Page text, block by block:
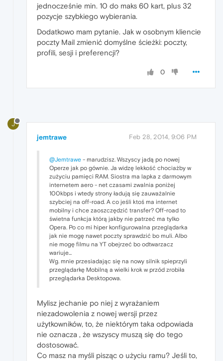
jednocześnie min. 10 do maks 60 kart, plus 32
pozycje szybkiego wybierania.
Dodatkowo mam pytanie. Jak w osobnym kliencie
poczty Mail zmienić domyślne ścieżki: poczty,
profili, sesji i preferencji?
0
J
jemtrawe Feb 28, 2014, 9:06 PM
@Jemtrawe - marudzisz. Wszyscy jadą po nowej
Operze jak po gównie. Ja widzę lekkość chociażby w
zużyciu pamięci RAM. Siostra ma lapka z darmowym
internetem aero - net czasami zwalnia poniżej
100kbps i wtedy strony ładują się zauważalnie
szybciej na off-road. A co jeśli ktoś ma internet
mobilny i chce zaoszczędzić transfer? Off-road to
świetna funkcja którą jakby nie patrzeć ma tylko
Opera. Po co mi hiper konfigurowalna przeglądarka
jak nie mogę nawet poczty sprawdzić bo muli. Albo
nie mogę filmu na YT obejrzeć bo odtwarzacz
wariuje...
Wg. mnie przesiadając się na nowy silnik spieprzyli
przeglądarkę Mobilną a wielki krok w przód zrobiła
przeglądarka Desktopowa.
Mylisz jechanie po niej z wyrażaniem
niezadowolenia z nowej wersji przez
użytkowników, to, że niektórym taka odpowiada
nie oznacza , że wszyscy muszą się do tego
dostosować.
Co masz na myśli pisząc o użyciu ramu? Jeśli to,